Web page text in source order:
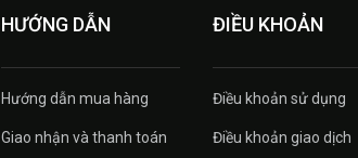
HƯỚNG DẪN
Hướng dẫn mua hàng
Giao nhận và thanh toán
ĐIỀU KHOẢN
Điều khoản sử dụng
Điều khoản giao dịch